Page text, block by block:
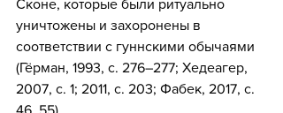
Сконе, которые были ритуально
уничтожены и захоронены в
соответствии с гуннскими обычаями
(Гёрман, 1993, с. 276–277; Хедеагер,
2007, с. 1; 2011, с. 203; Фабек, 2017, с.
46, 55).